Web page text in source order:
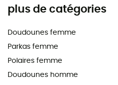
plus de catégories
Doudounes femme
Parkas femme
Polaires femme
Doudounes homme